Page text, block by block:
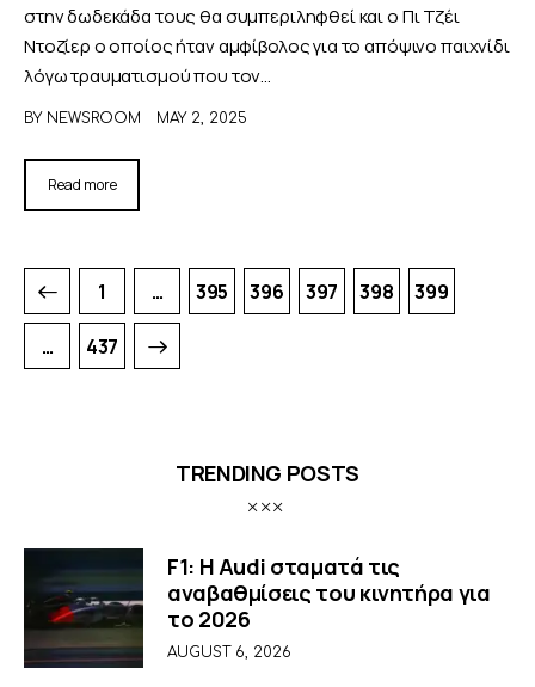
στην δωδεκάδα τους θα συμπεριληφθεί και ο Πι Τζέι
Ντοζίερ ο οποίος ήταν αμφίβολος για το απόψινο παιχνίδι
λόγω τραυματισμού που τον…
BY NEWSROOM MAY 2, 2025
Read more
1 … 395 396 397 398 399
… 437
>
TRENDING POSTS
F1: Η Audi σταματά τις
αναβαθμίσεις του κινητήρα για
το 2026
AUGUST 6, 2026